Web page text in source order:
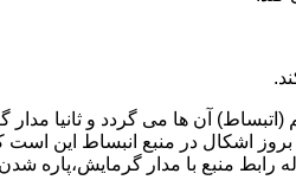
(اتبساط) آن ها می گردد و ثانیا
اشکال در منبع انبساط این
رابط منبع با مدار گرمایش،پاره